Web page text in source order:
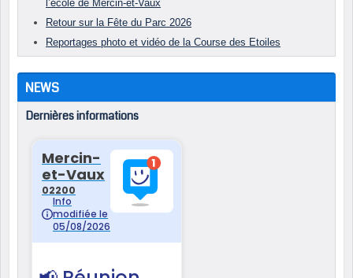
l’école de Mercin-et-Vaux
Retour sur la Fête du Parc 2026
Reportages photo et vidéo de la Course des Etoiles
NEWS
Dernières informations